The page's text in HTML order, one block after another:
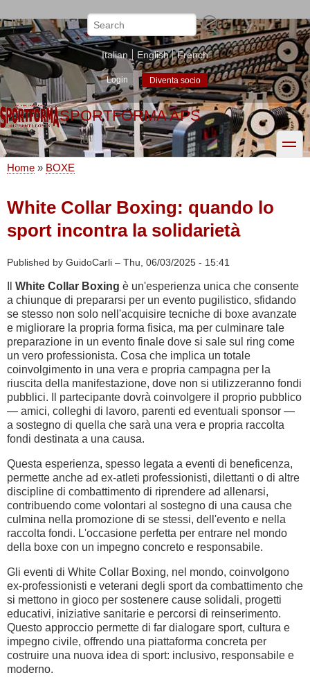
to
main
content
Search
Italian English French
Login Diventa socio
SPORTFORMA APS
toggle
Home BOXE
White Collar Boxing: quando lo
sport incontra la solidarietà
Published by GuidoCarli – Thu, 06/03/2025 - 15:41
White Collar Boxing è un'esperienza unica che consente
a chiunque di prepararsi per un evento pugilistico, sfidando
se stesso non solo nell'acquisire tecniche di boxe avanzate
e migliorare la propria forma fisica, ma per culminare tale
preparazione in un evento finale dove si sale sul ring come
un vero professionista. Cosa che implica un totale
coinvolgimento in una vera e propria campagna per la
riuscita della manifestazione, dove non si utilizzeranno fondi
pubblici. Il partecipante dovrà coinvolgere il proprio pubblico
— amici, colleghi di lavoro, parenti ed eventuali sponsor —
a sostegno di quella che sarà una vera e propria raccolta
fondi destinata a una causa.
Questa esperienza, spesso legata a eventi di beneficenza,
permette anche ad ex-atleti professionisti, dilettanti o di altre
discipline di combattimento di riprendere ad allenarsi,
contribuendo come volontari al sostegno di una causa che
culmina nella promozione di se stessi, dell'evento e nella
raccolta fondi. L'occasione perfetta per entrare nel mondo
della boxe con un impegno concreto e responsabile.
Gli eventi di White Collar Boxing, nel mondo, coinvolgono
ex-professionisti e veterani degli sport da combattimento che
si mettono in gioco per sostenere cause solidali, progetti
educativi, iniziative sanitarie e percorsi di reinserimento.
Questo approccio permette di far dialogare sport, cultura e
impegno civile, offrendo una piattaforma concreta per
costruire una nuova idea di sport: inclusivo, responsabile e
moderno.